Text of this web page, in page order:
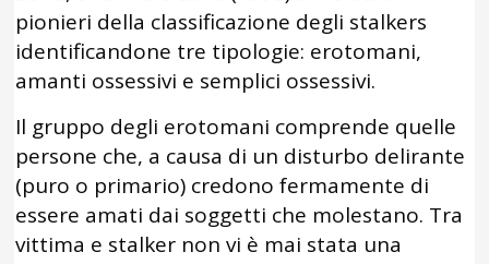
pionieri della classificazione degli stalkers
identificandone tre tipologie: erotomani,
amanti ossessivi e semplici ossessivi.
Il gruppo degli erotomani comprende quelle
persone che, a causa di un disturbo delirante
(puro o primario) credono fermamente di
essere amati dai soggetti che molestano. Tra
vittima e stalker non vi è mai stata una